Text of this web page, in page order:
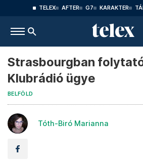
TELEX AFTER G7 KARAKTER
Strasbourgban
Klubrádió ügye
BELFÖLD
Tóth-Biró Marianna